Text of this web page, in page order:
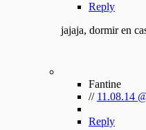
Reply
jajaja, dormir en
Fantine
// 11.08.14
Reply